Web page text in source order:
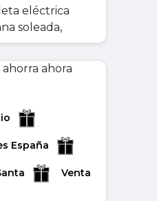
eléctrica
soleada,
España
Venta